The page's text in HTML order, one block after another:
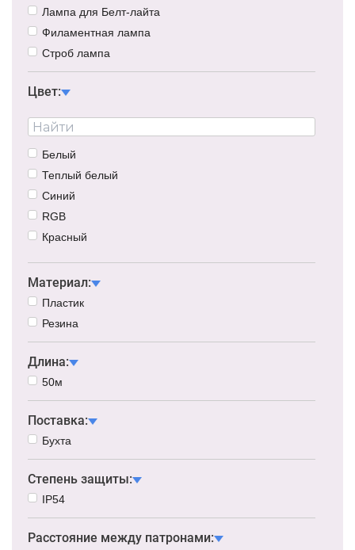
Лампа для Белт-лайта
Филаментная лампа
Строб лампа
Цвет:
Белый
Теплый белый
Синий
RGB
Красный
Зеленый
Прозрачный
Материал:
Пластик
Резина
Длина:
50м
Поставка:
Бухта
Степень защиты:
IP54
Расстояние между патронами: